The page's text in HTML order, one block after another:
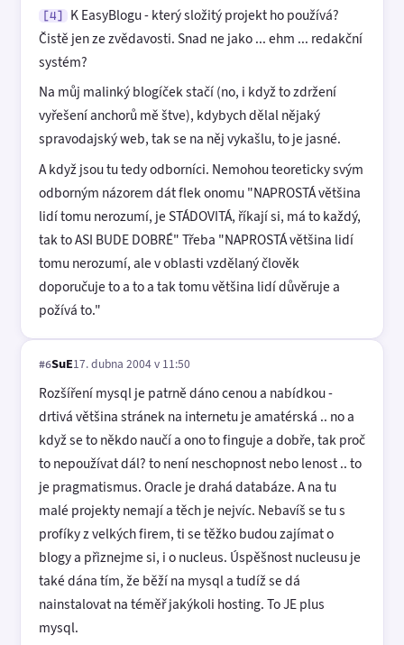
[4]
K EasyBlogu - který složitý projekt ho používá?
Čistě jen ze zvědavosti. Snad ne jako ... ehm ... redakční
systém?
Na můj malinký blogíček stačí (no, i když to zdržení
vyřešení anchorů mě štve), kdybych dělal nějaký
spravodajský web, tak se na něj vykašlu, to je jasné.
A když jsou tu tedy odborníci. Nemohou teoreticky svým
odborným názorem dát flek onomu "NAPROSTÁ většina
lidí tomu nerozumí, je STÁDOVITÁ, říkají si, má to každý,
tak to ASI BUDE DOBRÉ" Třeba "NAPROSTÁ většina lidí
tomu nerozumí, ale v oblasti vzdělaný člověk
doporučuje to a to a tak tomu většina lidí důvěruje a
požívá to."
#6SuE17. dubna 2004 v 11:50
Rozšíření mysql je patrně dáno cenou a nabídkou -
drtivá většina stránek na internetu je amatérská .. no a
když se to někdo naučí a ono to finguje a dobře, tak proč
to nepoužívat dál? to není neschopnost nebo lenost .. to
je pragmatismus. Oracle je drahá databáze. A na tu
malé projekty nemají a těch je nejvíc. Nebavíš se tu s
profíky z velkých firem, ti se těžko budou zajímat o
blogy a přiznejme si, i o nucleus. Úspěšnost nucleusu je
také dána tím, že běží na mysql a tudíž se dá
nainstalovat na téměř jakýkoli hosting. To JE plus
mysql.